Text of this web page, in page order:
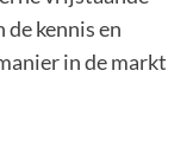
kennis en
in de markt